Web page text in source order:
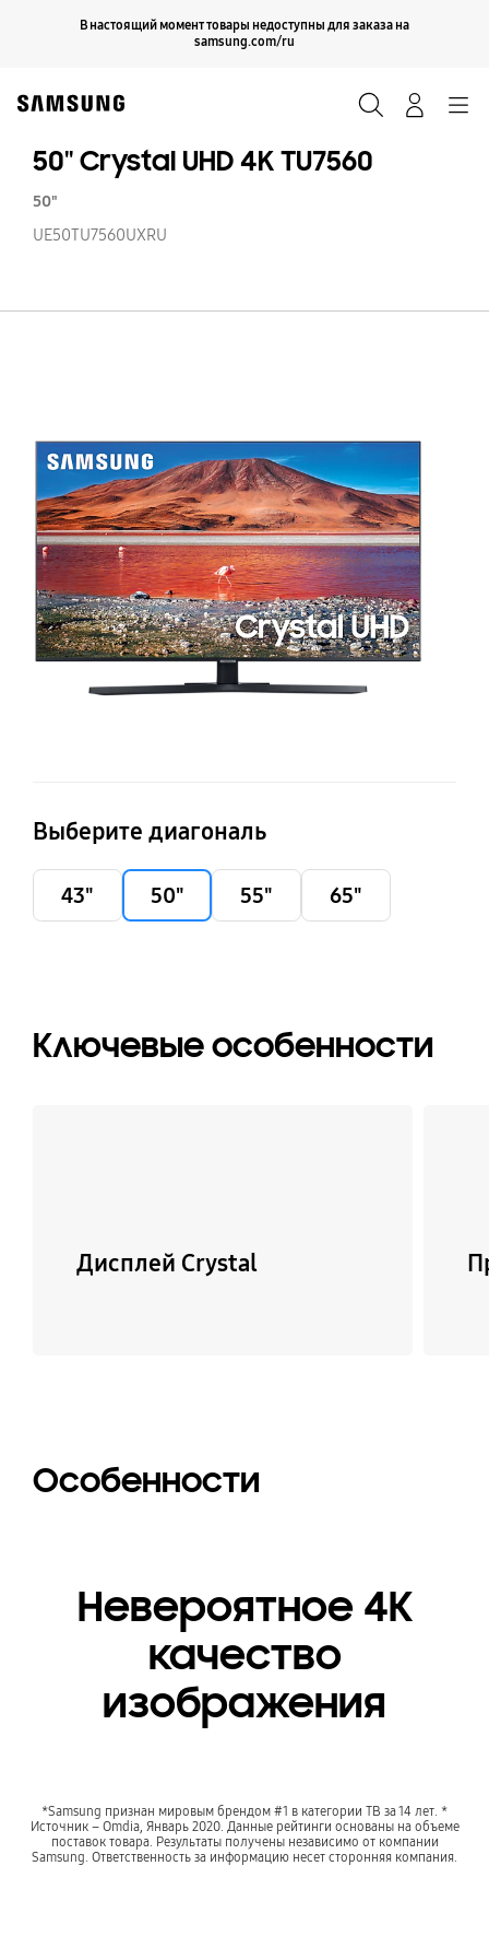
В настоящий момент товары недоступны для заказа на
samsung.com/ru
Продолжить
50'' Crystal UHD 4K TU7560
50"
UE50TU7560UXRU
Выберите диагональ
43" 50" 55" 65"
Ключевые особенности
Дисплей Crystal
Особенности
Невероятное 4К
качество
изображения
*Samsung признан мировым брендом #1 в категории ТВ за 14 лет. *
Источник – Omdia, Январь 2020. Данные рейтинги основаны на объеме
поставок товара. Результаты получены независимо от компании
Samsung. Ответственность за информацию несет сторонняя компания.